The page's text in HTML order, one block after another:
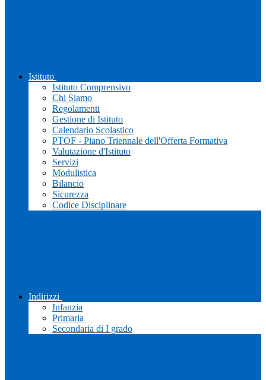
Istituto
Istituto Comprensivo
Chi Siamo
Regolamenti
Gestione di Istituto
Calendario Scolastico
PTOF - Piano Triennale dell'Offerta Formativa
Valutazione d'Istituto
Servizi
Modulistica
Bilancio
Sicurezza
Codice Disciplinare
Indirizzi
Infanzia
Primaria
Secondaria di I grado